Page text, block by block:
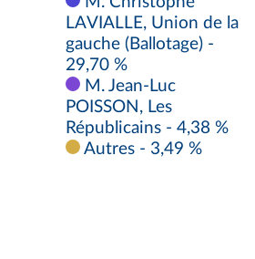
LAVIALLE, Union de la
gauche (Ballotage) -
29,70 %
M. Jean-Luc
POISSON, Les
Républicains - 4,38 %
Autres - 3,49 %